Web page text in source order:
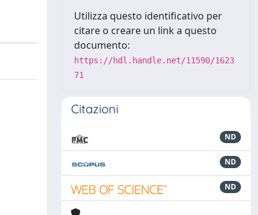
Utilizza questo identificativo per
citare o creare un link a questo
documento:
https://hdl.handle.net/11590/1623
71
Citazioni
ND
ND
ND